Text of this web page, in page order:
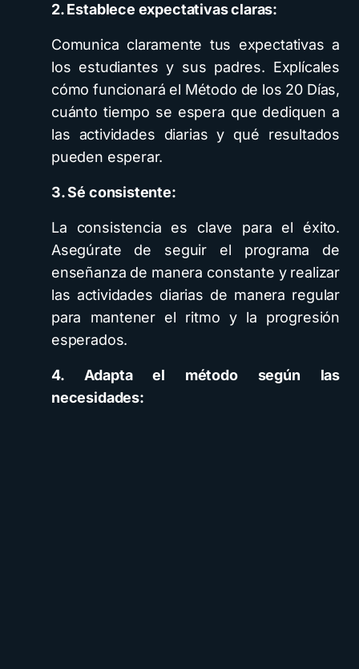
2. Establece expectativas claras:
Comunica claramente tus expectativas a
los estudiantes y sus padres. Explícales
cómo funcionará el Método de los 20 Días,
cuánto tiempo se espera que dediquen a
las actividades diarias y qué resultados
pueden esperar.
3. Sé consistente:
La consistencia es clave para el éxito.
Asegúrate de seguir el programa de
enseñanza de manera constante y realizar
las actividades diarias de manera regular
para mantener el ritmo y la progresión
esperados.
4. Adapta el método según las
necesidades: